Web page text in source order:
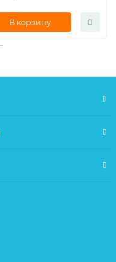
В корзину